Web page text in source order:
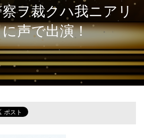
ヲ裁クハ我ニアリ
声で出演！